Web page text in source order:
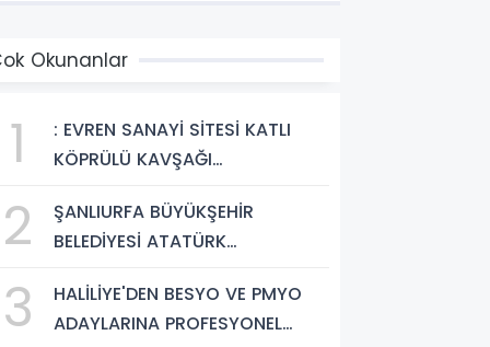
Okunanlar
1
: EVREN SANAYİ SİTESİ KATLI
KÖPRÜLÜ KAVŞAĞI
BAŞLADI
2
ŞANLIURFA BÜYÜKŞEHİR
BELEDİYESİ ATATÜRK
ÇALIŞMALARINA BAŞLIYOR
3
HALİLİYE'DEN BESYO VE PMYO
ADAYLARINA PROFESYONEL